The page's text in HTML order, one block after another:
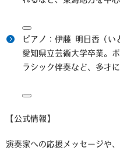
ピアノ：伊藤 明日香（い
愛知県立芸術大学卒業。
ラシック伴奏など、多才
【公式情報】
演奏家への応援メッセージや